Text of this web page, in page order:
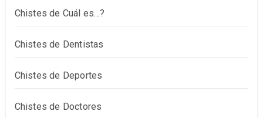
Chistes de Cuál es…?
Chistes de Dentistas
Chistes de Deportes
Chistes de Doctores